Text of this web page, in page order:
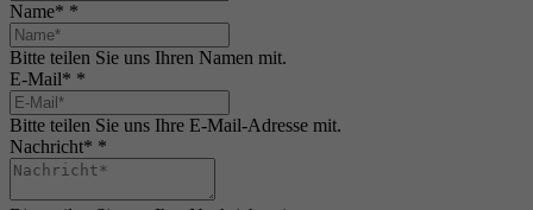
Name* *
Bitte teilen Sie uns Ihren Namen mit.
E-Mail* *
Bitte teilen Sie uns Ihre E-Mail-Adresse mit.
Nachricht* *